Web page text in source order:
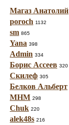
Магаз Анатолий
poroch 1132
sm 865
Yana 398
Admin 334
Борис Ассеев 320
Скилеф 305
Белков Альберт
МНМ 298
Chuk 220
alek48s 216